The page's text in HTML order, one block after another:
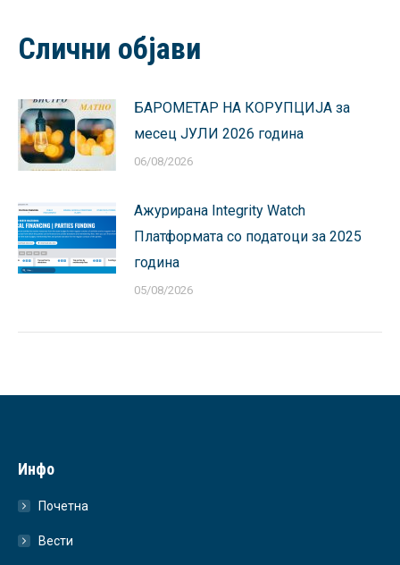
Слични објави
БАРОМЕТАР НА КОРУПЦИЈА за
месец ЈУЛИ 2026 година
06/08/2026
Ажурирана Integrity Watch
Платформата со податоци за 2025
година
05/08/2026
Инфо
Почетна
Вести